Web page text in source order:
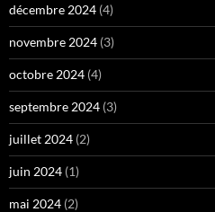
décembre 2024 (4)
novembre 2024 (3)
octobre 2024 (4)
septembre 2024 (3)
juillet 2024 (2)
juin 2024 (1)
mai 2024 (2)